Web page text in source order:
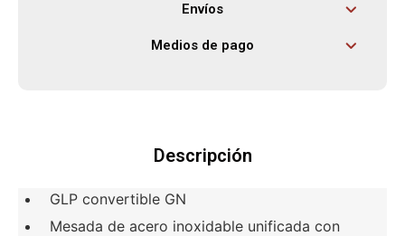
Envíos
Medios de pago
Descripción
GLP convertible GN
Mesada de acero inoxidable unificada con